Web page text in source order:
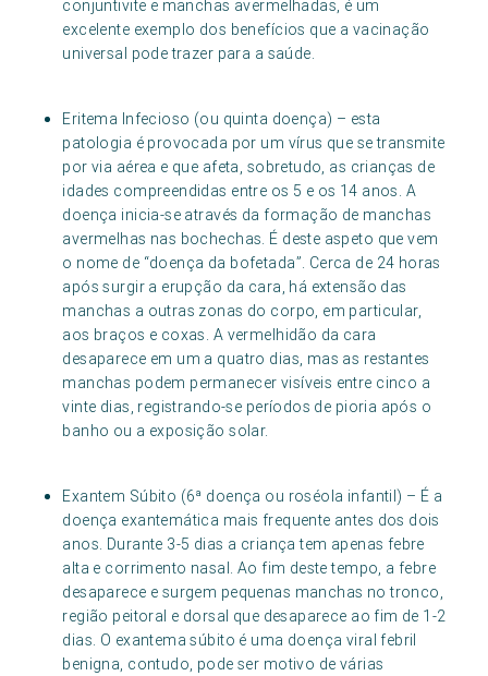
conjuntivite e manchas avermelhadas, é um
excelente exemplo dos benefícios que a vacinação
universal pode trazer para a saúde.
Eritema Infecioso (ou quinta doença) – esta
patologia é provocada por um vírus que se transmite
por via aérea e que afeta, sobretudo, as crianças de
idades compreendidas entre os 5 e os 14 anos. A
doença inicia-se através da formação de manchas
avermelhas nas bochechas. É deste aspeto que vem
o nome de “doença da bofetada”. Cerca de 24 horas
após surgir a erupção da cara, há extensão das
manchas a outras zonas do corpo, em particular,
aos braços e coxas. A vermelhidão da cara
desaparece em um a quatro dias, mas as restantes
manchas podem permanecer visíveis entre cinco a
vinte dias, registrando-se períodos de pioria após o
banho ou a exposição solar.
Exantem Súbito (6ª doença ou roséola infantil) – É a
doença exantemática mais frequente antes dos dois
anos. Durante 3-5 dias a criança tem apenas febre
alta e corrimento nasal. Ao fim deste tempo, a febre
desaparece e surgem pequenas manchas no tronco,
região peitoral e dorsal que desaparece ao fim de 1-2
dias. O exantema súbito é uma doença viral febril
benigna, contudo, pode ser motivo de várias